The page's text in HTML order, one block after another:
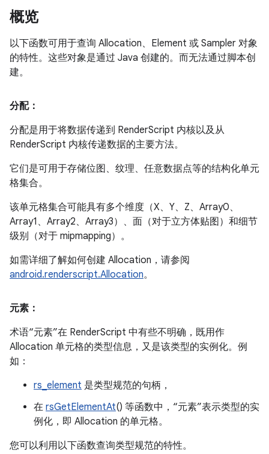
概览
以下函数可用于查询 Allocation、Element 或 Sampler 对象
的特性。这些对象是通过 Java 创建的。而无法通过脚本创
建。
分配：
分配是用于将数据传递到 RenderScript 内核以及从
RenderScript 内核传递数据的主要方法。
它们是可用于存储位图、纹理、任意数据点等的结构化单元
格集合。
该单元格集合可能具有多个维度（X、Y、Z、Array0、
Array1、Array2、Array3）、面（对于立方体贴图）和细节
级别（对于 mipmapping）。
如需详细了解如何创建 Allocation，请参阅
android.renderscript.Allocation。
元素：
术语“元素”在 RenderScript 中有些不明确，既用作
Allocation 单元格的类型信息，又是该类型的实例化。例
如：
rs_element 是类型规范的句柄，
在 rsGetElementAt() 等函数中，“元素”表示类型的实
例化，即 Allocation 的单元格。
您可以利用以下函数查询类型规范的特性。